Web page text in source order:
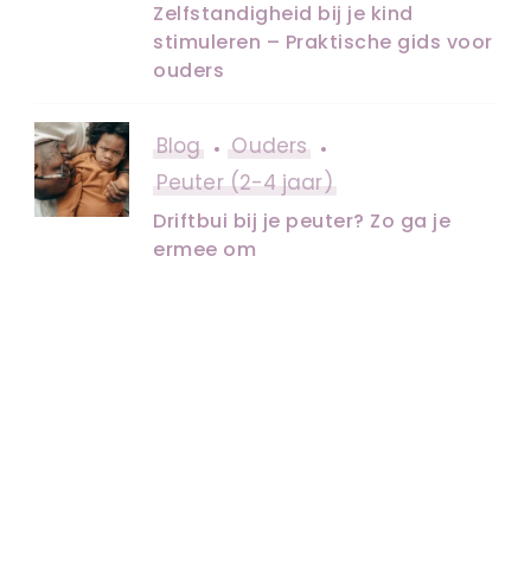
Zelfstandigheid bij je kind
stimuleren – Praktische gids voor
ouders
Blog
Ouders
Peuter (2-4 jaar)
Driftbui bij je peuter? Zo ga je
ermee om